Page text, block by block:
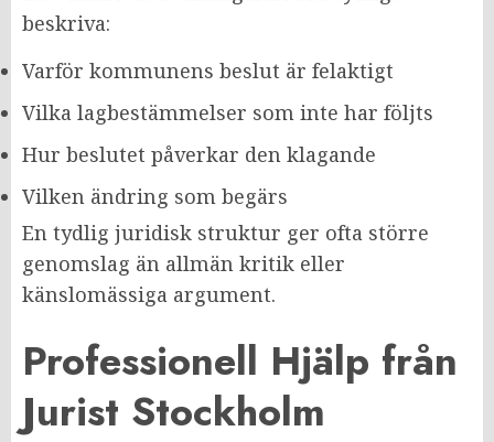
beskriva:
Varför kommunens beslut är felaktigt
Vilka lagbestämmelser som inte har följts
Hur beslutet påverkar den klagande
Vilken ändring som begärs
En tydlig juridisk struktur ger ofta större
genomslag än allmän kritik eller
känslomässiga argument.
Professionell Hjälp från
Jurist Stockholm